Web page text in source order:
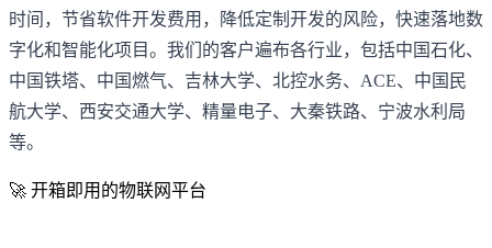
时间，节省软件开发费用，降低定制开发的风险，快速落地数
字化和智能化项目。我们的客户遍布各行业，包括中国石化、
中国铁塔、中国燃气、吉林大学、北控水务、ACE、中国民
航大学、西安交通大学、精量电子、大秦铁路、宁波水利局
等。
🚀 开箱即用的物联网平台